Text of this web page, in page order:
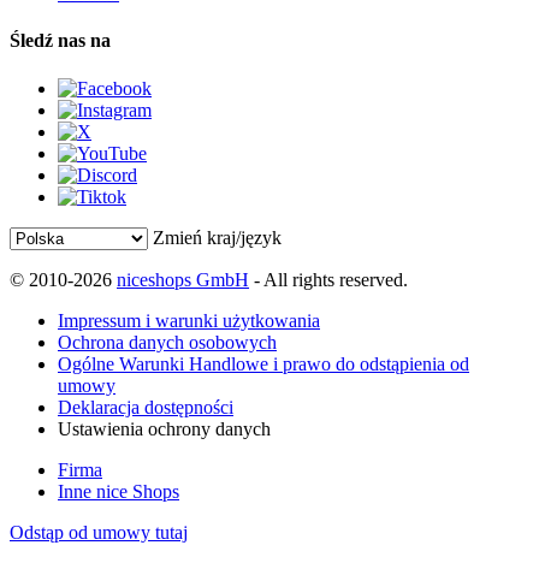
Śledź nas na
Zmień kraj/język
© 2010-2026 niceshops GmbH - All rights reserved.
Impressum i warunki użytkowania
Ochrona danych osobowych
Ogólne Warunki Handlowe i prawo do odstąpienia od
umowy
Deklaracja dostępności
Ustawienia ochrony danych
Firma
Inne nice Shops
Odstąp od umowy tutaj